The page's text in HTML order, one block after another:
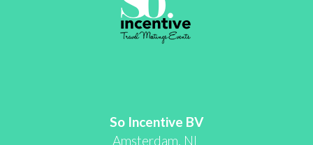
So Incentive BV
Amsterdam, NL